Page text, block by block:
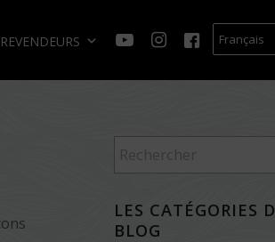
REVENDEURS
LES CATÉGORIES
BLOG